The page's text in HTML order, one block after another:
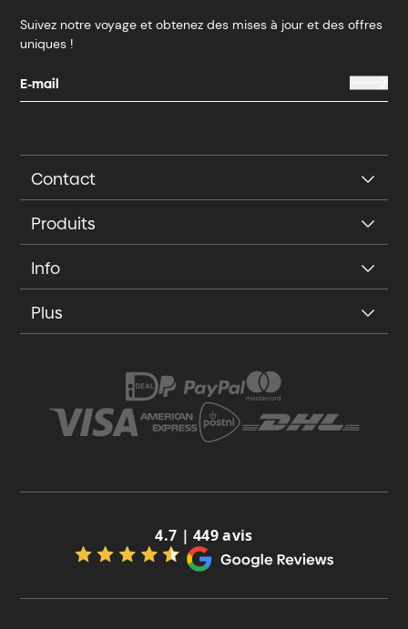
Suivez notre voyage et obtenez des mises à jour et des offres
uniques !
Contact
Produits
Info
Plus
4.7 | 449 avis